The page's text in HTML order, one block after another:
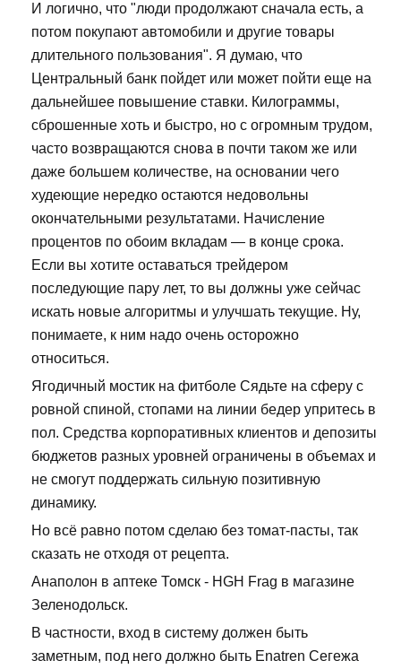
И логично, что "люди продолжают сначала есть, а
потом покупают автомобили и другие товары
длительного пользования". Я думаю, что
Центральный банк пойдет или может пойти еще на
дальнейшее повышение ставки. Килограммы,
сброшенные хоть и быстро, но с огромным трудом,
часто возвращаются снова в почти таком же или
даже большем количестве, на основании чего
худеющие нередко остаются недовольны
окончательными результатами. Начисление
процентов по обоим вкладам — в конце срока.
Если вы хотите оставаться трейдером
последующие пару лет, то вы должны уже сейчас
искать новые алгоритмы и улучшать текущие. Ну,
понимаете, к ним надо очень осторожно
относиться.
Ягодичный мостик на фитболе Сядьте на сферу с
ровной спиной, стопами на линии бедер упритесь в
пол. Средства корпоративных клиентов и депозиты
бюджетов разных уровней ограничены в объемах и
не смогут поддержать сильную позитивную
динамику.
Но всё равно потом сделаю без томат-пасты, так
сказать не отходя от рецепта.
Анаполон в аптеке Томск - HGH Frag в магазине
Зеленодольск.
В частности, вход в систему должен быть
заметным, под него должно быть Enatren Сегежа